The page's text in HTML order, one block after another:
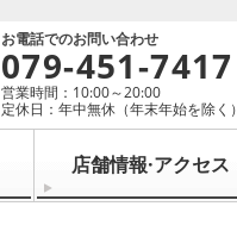
お電話でのお問い合わせ
079-451-7417
営業時間：10:00～20:00
定休日：年中無休（年末年始を除く）
店舗情報·アクセス